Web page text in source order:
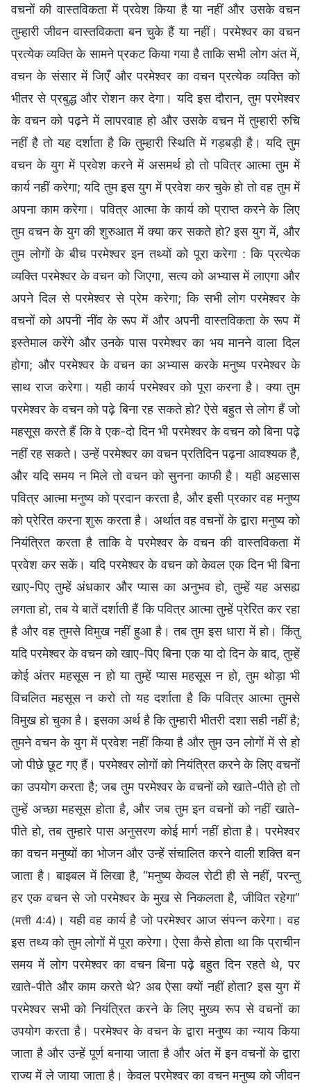
वचनों की वास्तविकता में प्रवेश किया है या नहीं और उसके वचन
तुम्हारी जीवन वास्तविकता बन चुके हैं या नहीं। परमेश्वर का वचन
प्रत्येक व्यक्ति के सामने प्रकट किया गया है ताकि सभी लोग अंत में,
वचन के संसार में जिएँ और परमेश्वर का वचन प्रत्येक व्यक्ति को
भीतर से प्रबुद्ध और रोशन कर देगा। यदि इस दौरान, तुम परमेश्वर
के वचन को पढ़ने में लापरवाह हो और उसके वचन में तुम्हारी रुचि
नहीं है तो यह दर्शाता है कि तुम्हारी स्थिति में गड़बड़ी है। यदि तुम
वचन के युग में प्रवेश करने में असमर्थ हो तो पवित्र आत्मा तुम में
कार्य नहीं करेगा; यदि तुम इस युग में प्रवेश कर चुके हो तो वह तुम में
अपना काम करेगा। पवित्र आत्मा के कार्य को प्राप्त करने के लिए
तुम वचन के युग की शुरुआत में क्या कर सकते हो? इस युग में, और
तुम लोगों के बीच परमेश्वर इन तथ्यों को पूरा करेगा : कि प्रत्येक
व्यक्ति परमेश्वर के वचन को जिएगा, सत्य को अभ्यास में लाएगा और
अपने दिल से परमेश्वर से प्रेम करेगा; कि सभी लोग परमेश्वर के
वचनों को अपनी नींव के रूप में और अपनी वास्तविकता के रूप में
इस्तेमाल करेंगे और उनके पास परमेश्वर का भय मानने वाला दिल
होगा; और परमेश्वर के वचन का अभ्यास करके मनुष्य परमेश्वर के
साथ राज करेगा। यही कार्य परमेश्वर को पूरा करना है। क्या तुम
परमेश्वर के वचन को पढ़े बिना रह सकते हो? ऐसे बहुत से लोग हैं जो
महसूस करते हैं कि वे एक-दो दिन भी परमेश्वर के वचन को बिना पढ़े
नहीं रह सकते। उन्हें परमेश्वर का वचन प्रतिदिन पढ़ना आवश्यक है,
और यदि समय न मिले तो वचन को सुनना काफी है। यही अहसास
पवित्र आत्मा मनुष्य को प्रदान करता है, और इसी प्रकार वह मनुष्य
को प्रेरित करना शुरू करता है। अर्थात वह वचनों के द्वारा मनुष्य को
नियंत्रित करता है ताकि वे परमेश्वर के वचन की वास्तविकता में
प्रवेश कर सकें। यदि परमेश्वर के वचन को केवल एक दिन भी बिना
खाए-पिए तुम्हें अंधकार और प्यास का अनुभव हो, तुम्हें यह असह्य
लगता हो, तब ये बातें दर्शाती हैं कि पवित्र आत्मा तुम्हें प्रेरित कर रहा
है और वह तुमसे विमुख नहीं हुआ है। तब तुम इस धारा में हो। किंतु
यदि परमेश्वर के वचन को खाए-पिए बिना एक या दो दिन के बाद, तुम्हें
कोई अंतर महसूस न हो या तुम्हें प्यास महसूस न हो, तुम थोड़ा भी
विचलित महसूस न करो तो यह दर्शाता है कि पवित्र आत्मा तुमसे
विमुख हो चुका है। इसका अर्थ है कि तुम्हारी भीतरी दशा सही नहीं है;
तुमने वचन के युग में प्रवेश नहीं किया है और तुम उन लोगों में से हो
जो पीछे छूट गए हैं। परमेश्वर लोगों को नियंत्रित करने के लिए वचनों
का उपयोग करता है; जब तुम परमेश्वर के वचनों को खाते-पीते हो तो
तुम्हें अच्छा महसूस होता है, और जब तुम इन वचनों को नहीं खाते-
पीते हो, तब तुम्हारे पास अनुसरण कोई मार्ग नहीं होता है। परमेश्वर
का वचन मनुष्यों का भोजन और उन्हें संचालित करने वाली शक्ति बन
जाता है। बाइबल में लिखा है, “मनुष्य केवल रोटी ही से नहीं, परन्तु
हर एक वचन से जो परमेश्वर के मुख से निकलता है, जीवित रहेगा”
(मत्ती 4:4) । यही वह कार्य है जो परमेश्वर आज संपन्न करेगा। वह
इस तथ्य को तुम लोगों में पूरा करेगा। ऐसा कैसे होता था कि प्राचीन
समय में लोग परमेश्वर का वचन बिना पढ़े बहुत दिन रहते थे, पर
खाते-पीते और काम करते थे? अब ऐसा क्यों नहीं होता? इस युग में
परमेश्वर सभी को नियंत्रित करने के लिए मुख्य रूप से वचनों का
उपयोग करता है। परमेश्वर के वचन के द्वारा मनुष्य का न्याय किया
जाता है और उन्हें पूर्ण बनाया जाता है और अंत में इन वचनों के द्वारा
राज्य में ले जाया जाता है। केवल परमेश्वर का वचन मनुष्य को जीवन